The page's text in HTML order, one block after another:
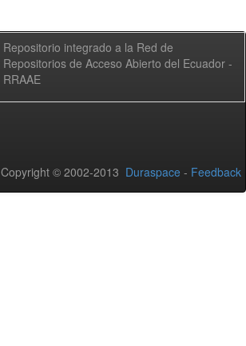
Repositorio integrado a la Red de
Repositorios de Acceso Abierto del Ecuador -
RRAAE
Copyright © 2002-2013 Duraspace - Feedback